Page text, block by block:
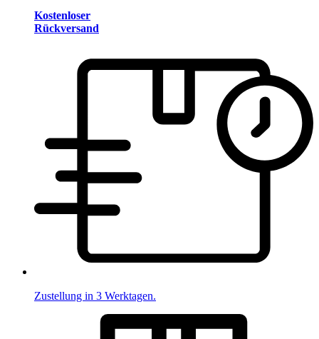
Kostenloser
Rückversand
Zustellung in 3 Werktagen.